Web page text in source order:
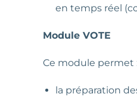
en temps réel
Module VOTE
Ce module permet
la préparation